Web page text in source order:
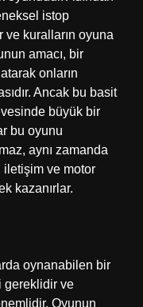
istop
kuralların oyuna
amacı, bir
onların
Ancak bu basit
büyük bir
bu oyunu
aynı zamanda
iletişim ve motor
kazanırlar.
oynanabilen bir
gereklidir ve
Oyunun